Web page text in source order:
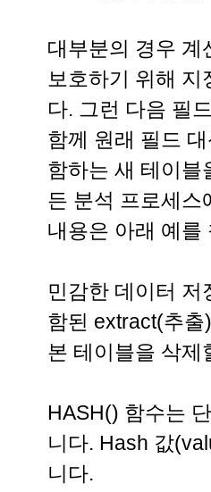
대부분의 경우 계
보호하기 위해
다. 그런 다음 필
함께 원래 필드
함하는 새 테이블
든 분석 프로세스
내용은 아래 예를
민감한 데이터
함된 extract(추
본 테이블을 삭제
HASH() 함수는
니다. Hash 값
니다.